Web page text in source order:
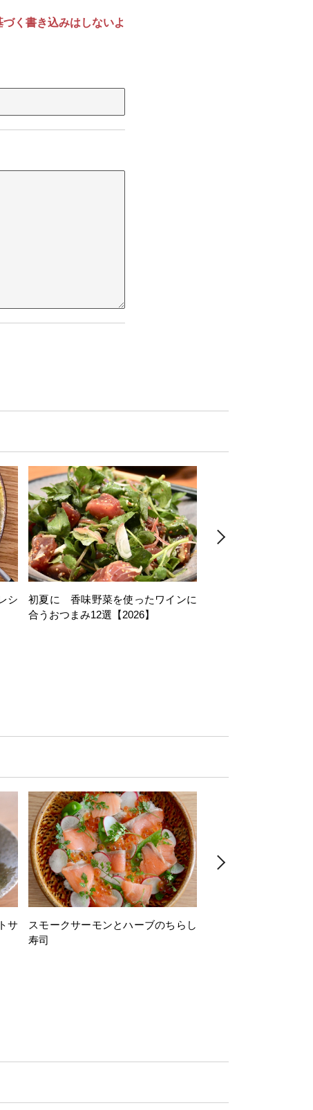
く書き込みはしないよ
シ
初夏に 香味野菜を使ったワインに
合うおつまみ12選【2026】
サ
スモークサーモンとハーブのちらし
寿司